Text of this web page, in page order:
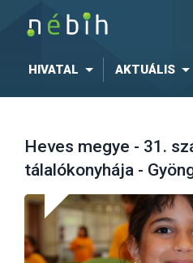
HIVATAL AKTUÁLIS
Heves megye - 31.
tálalókonyhája -